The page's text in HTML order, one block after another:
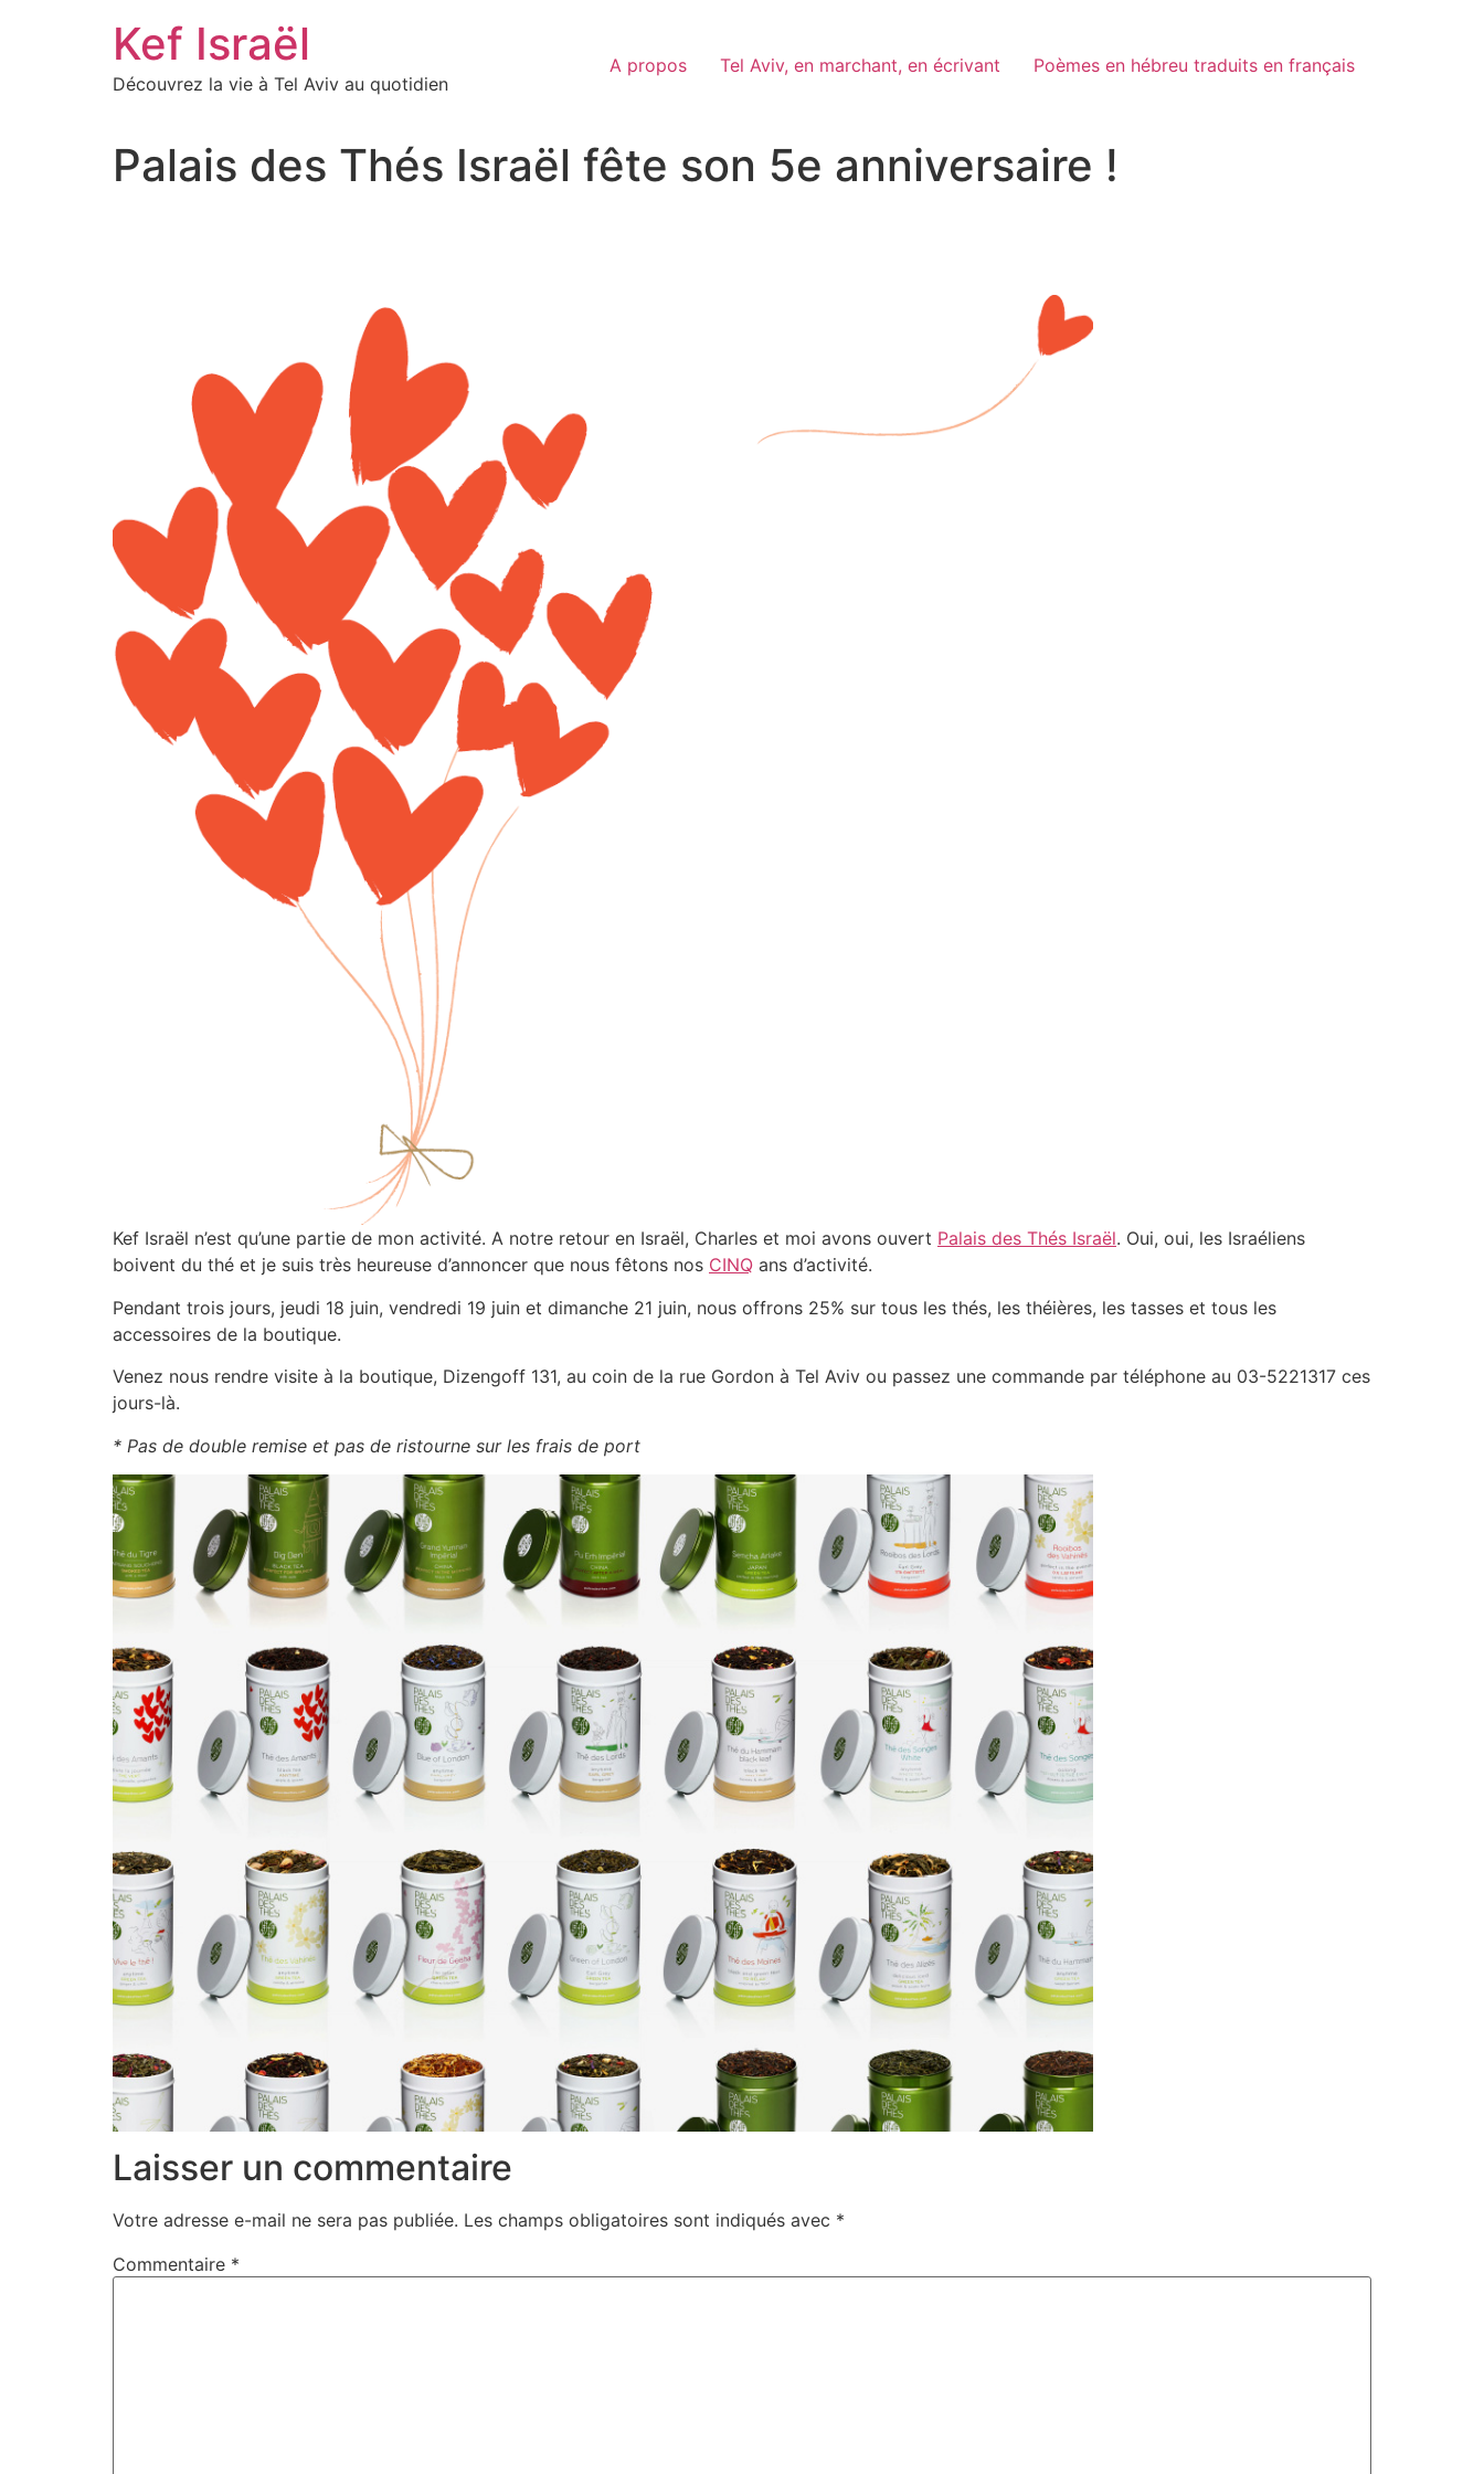
Kef Israël
Découvrez la vie à Tel Aviv au quotidien
A propos Tel Aviv, en marchant, en écrivant Poèmes en hébreu traduits en français
Palais des Thés Israël fête son 5e anniversaire !
Kef Israël n’est qu’une partie de mon activité. A notre retour en Israël, Charles et moi avons ouvert Palais des Thés Israël. Oui, oui, les Israéliens
boivent du thé et je suis très heureuse d’annoncer que nous fêtons nos CINQ ans d’activité.
Pendant trois jours, jeudi 18 juin, vendredi 19 juin et dimanche 21 juin, nous offrons 25% sur tous les thés, les théières, les tasses et tous les
accessoires de la boutique.
Venez nous rendre visite à la boutique, Dizengoff 131, au coin de la rue Gordon à Tel Aviv ou passez une commande par téléphone au 03-5221317 ces
jours-là.
* Pas de double remise et pas de ristourne sur les frais de port
Laisser un commentaire
Votre adresse e-mail ne sera pas publiée. Les champs obligatoires sont indiqués avec *
Commentaire *